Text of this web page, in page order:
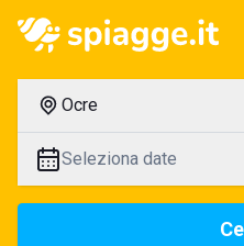
Ocre
Seleziona date